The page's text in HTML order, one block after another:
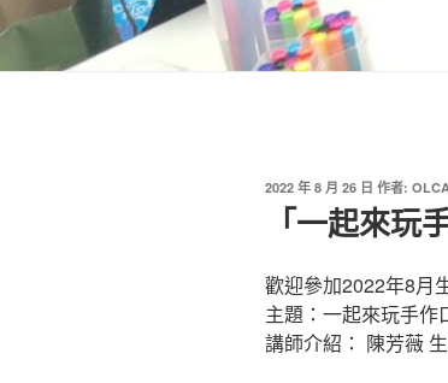
發
2022 年 8 月 26 日 作者:
「一起來玩
歡迎參加2022年8月
主題：一起來玩手作
講師介紹： 陳芳薇